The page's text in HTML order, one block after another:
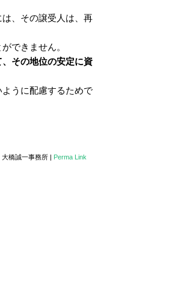
、その譲受人は、再
できません。
その地位の安定に資
うに配慮するためで
大橋誠一事務所 | Perma Link